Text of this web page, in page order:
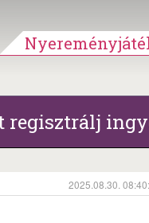
regisztrálj
2025.08.30.